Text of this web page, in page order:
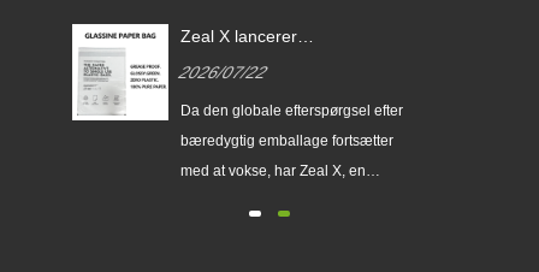
Zeal X lancerer
papirposer for at hjælpe
globale mærker med at erstatte
engangsplastikemballage
2026/07/22
Da den globale efterspørgsel efter
bæredygtig emballage fortsætter
med at vokse, har Zeal X, en